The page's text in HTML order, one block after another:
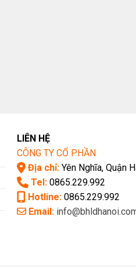
LIÊN HỆ
CÔNG TY CỔ PHẦN
Địa chỉ:Yên Nghĩa, Quận
Tel:0865.229.992
Hotline:0865.229.992
Email: